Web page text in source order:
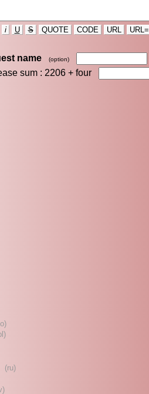
i U S QUOTE CODE URL URL=
name (option)
sum : 2206 + four
(ru)